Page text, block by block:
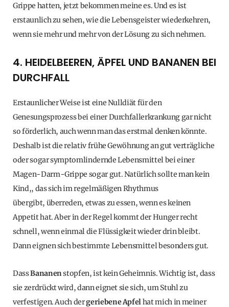
Grippe hatten, jetzt bekommen meine es. Und es ist
erstaunlich zu sehen, wie die Lebensgeister wiederkehren,
wenn sie mehr und mehr von der Lösung zu sich nehmen.
4. HEIDELBEEREN, ÄPFEL UND BANANEN BEI
DURCHFALL
Erstaunlicher Weise ist eine Nulldiät für den
Genesungsprozess bei einer Durchfallerkrankung gar nicht
so förderlich, auch wenn man das erstmal denken könnte.
Deshalb ist die relativ frühe Gewöhnung an gut verträgliche
oder sogar symptomlindernde Lebensmittel bei einer
Magen-Darm-Grippe sogar gut. Natürlich sollte man kein
Kind,, das sich im regelmäßigen Rhythmus
übergibt, überreden, etwas zu essen, wenn es keinen
Appetit hat. Aber in der Regel kommt der Hunger recht
schnell, wenn einmal die Flüssigkeit wieder drin bleibt.
Dann eignen sich bestimmte Lebensmittel besonders gut.
DassBananenstopfen, ist kein Geheimnis. Wichtig ist, dass
sie zerdrückt wird, dann eignet sie sich, um Stuhl zu
verfestigen. Auch dergeriebene Apfelhat mich in meiner